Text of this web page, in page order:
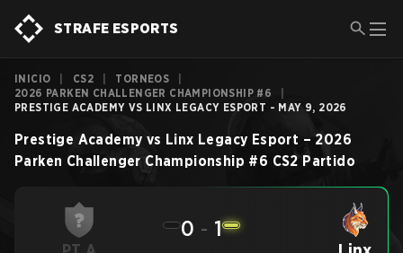
STRAFE ESPORTS
INICIO CS2 TORNEOS
2026 PARKEN CHALLENGER CHAMPIONSHIP #6
PRESTIGE ACADEMY VS LINX LEGACY ESPORT - MAY 9, 2026
Prestige Academy vs Linx Legacy Esport – 2026
Parken Challenger Championship #6 CS2 Partido
0 - 1